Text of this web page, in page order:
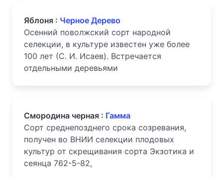
Яблоня : Черное Дерево
Осенний поволжский сорт народной
селекции, в культуре известен уже более
100 лет (С. И. Исаев). Встречается
отдельными деревьями
Смородина черная : Гамма
Сорт среднепозднего срока созревания,
получен во ВНИИ селекции плодовых
культур от скрещивания сорта Экзотика и
сеянца 762-5-82,